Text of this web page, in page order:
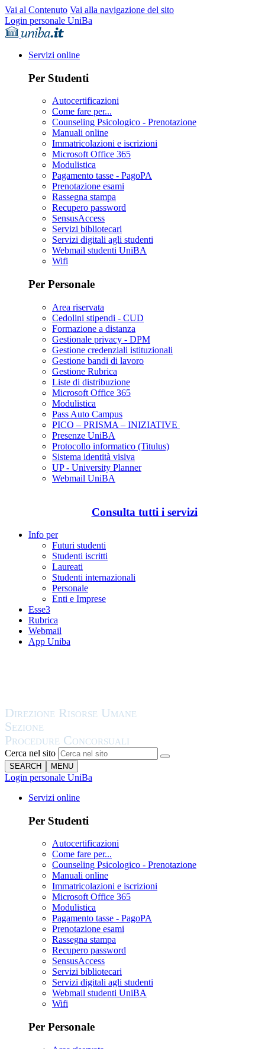
Vai al Contenuto Vai alla navigazione del sito
Login personale UniBa
Servizi online
Per Studenti
Autocertificazioni
Come fare per...
Counseling Psicologico - Prenotazione
Manuali online
Immatricolazioni e iscrizioni
Microsoft Office 365
Modulistica
Pagamento tasse - PagoPA
Prenotazione esami
Rassegna stampa
Recupero password
SensusAccess
Servizi bibliotecari
Servizi digitali agli studenti
Webmail studenti UniBA
Wifi
Per Personale
Area riservata
Cedolini stipendi - CUD
Formazione a distanza
Gestionale privacy - DPM
Gestione credenziali istituzionali
Gestione bandi di lavoro
Gestione Rubrica
Liste di distribuzione
Microsoft Office 365
Modulistica
Pass Auto Campus
PICO – PRISMA – INIZIATIVE
Presenze UniBA
Protocollo informatico (Titulus)
Sistema identità visiva
UP - University Planner
Webmail UniBA
Consulta tutti i servizi
Info per
Futuri studenti
Studenti iscritti
Laureati
Studenti internazionali
Personale
Enti e Imprese
Esse3
Rubrica
Webmail
App Uniba
Cerca nel sito
SEARCH MENU
Login personale UniBa
Servizi online
Per Studenti
Autocertificazioni
Come fare per...
Counseling Psicologico - Prenotazione
Manuali online
Immatricolazioni e iscrizioni
Microsoft Office 365
Modulistica
Pagamento tasse - PagoPA
Prenotazione esami
Rassegna stampa
Recupero password
SensusAccess
Servizi bibliotecari
Servizi digitali agli studenti
Webmail studenti UniBA
Wifi
Per Personale